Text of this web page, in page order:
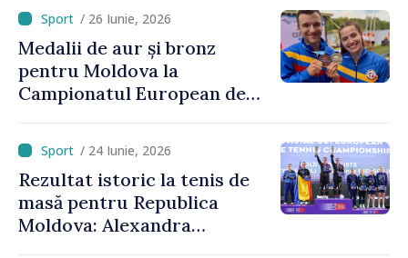
/ 26 Iunie, 2026
Medalii de aur și bronz
pentru Moldova la
Campionatul European de
devenit campioană
europeană/ 24 Iunie, 2026
Rezultat istoric la tenis de
masă pentru Republica
Moldova: Alexandra